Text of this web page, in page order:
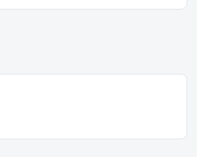
veya görüntülenemiyor.
bilgiler bulunuyor.